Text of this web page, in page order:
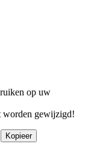
op uw
worden gewijzigd!
Kopieer